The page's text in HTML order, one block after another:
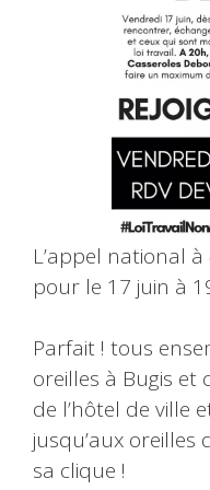
L’appel national à
pour le 17 juin à
Parfait ! tous
oreilles à Bugis et
de l’hôtel de ville
jusqu’aux
sa clique !